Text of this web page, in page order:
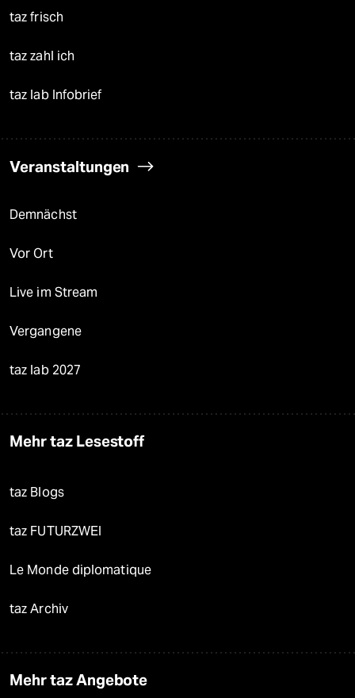
taz frisch
taz zahl ich
taz lab Infobrief
Veranstaltungen
Demnächst
Vor Ort
Live im Stream
Vergangene
taz lab 2027
Mehr taz Lesestoff
taz Blogs
taz FUTURZWEI
Le Monde diplomatique
taz Archiv
Mehr taz Angebote